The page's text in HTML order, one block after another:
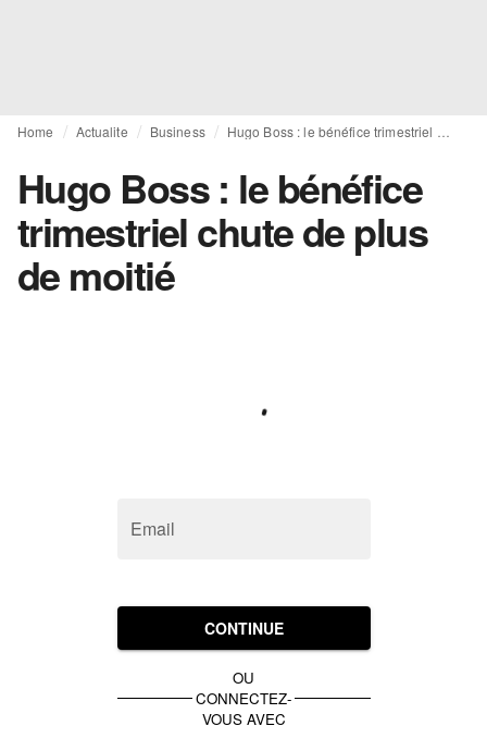
Home Actualite Business
Hugo Boss : le bénéfice
trimestriel chute de plus
de moitié
Email
CONTINUE
OU
CONNECTEZ-
VOUS AVEC